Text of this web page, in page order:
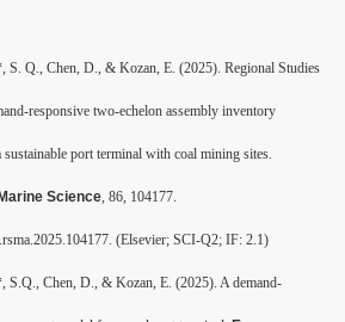
S. Q., Chen, D., & Kozan, E. (2025). Regional Studies
responsive two-echelon assembly inventory
sustainable port terminal with coal mining sites.
Science , 86, 104177.
(Elsevier; SCI-Q2; IF: 2.1)
S.Q., Chen, D., & Kozan, E. (2025). A demand-